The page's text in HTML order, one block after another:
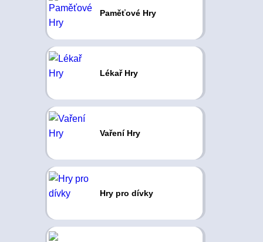
Paměťové Hry
Lékař Hry
Vaření Hry
Hry pro dívky